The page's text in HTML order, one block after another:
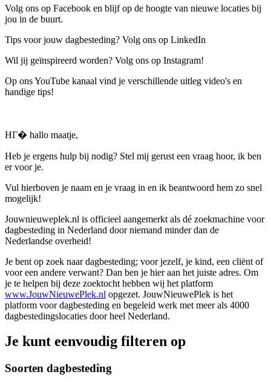
Volg ons op Facebook en blijf op de hoogte van nieuwe locaties bij
jou in de buurt.
Tips voor jouw dagbesteding? Volg ons op LinkedIn
Wil jij geïnspireerd worden? Volg ons op Instagram!
Op ons YouTube kanaal vind je verschillende uitleg video's en
handige tips!
HГ� hallo maatje,
Heb je ergens hulp bij nodig? Stel mij gerust een vraag hoor, ik ben
er voor je.
Vul hierboven je naam en je vraag in en ik beantwoord hem zo snel
mogelijk!
Jouwnieuweplek.nl is officieel aangemerkt als dé zoekmachine voor
dagbesteding in Nederland door niemand minder dan de
Nederlandse overheid!
Je bent op zoek naar dagbesteding; voor jezelf, je kind, een cliënt of
voor een andere verwant? Dan ben je hier aan het juiste adres. Om
je te helpen bij deze zoektocht hebben wij het platform
www.JouwNieuwePlek.nl opgezet. JouwNieuwePlek is het
platform voor dagbesteding en begeleid werk met meer als 4000
dagbestedingslocaties door heel Nederland.
Je kunt eenvoudig filteren op
Soorten dagbesteding